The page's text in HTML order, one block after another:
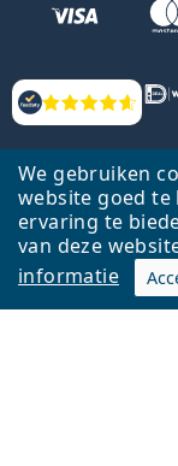
We gebruiken
website goed
ervaring te
van deze
informatie
Beoordelingen
Terug
Lentiamo.nl is